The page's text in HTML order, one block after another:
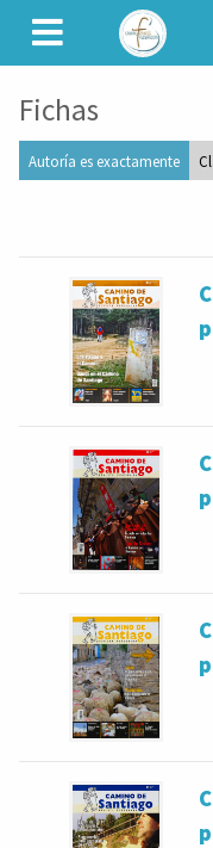
Fichas
Autoría es exactamente